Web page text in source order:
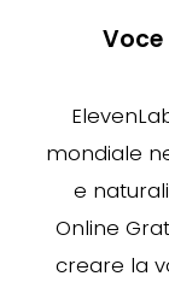
Voce
mondiale
e
Online
creare la